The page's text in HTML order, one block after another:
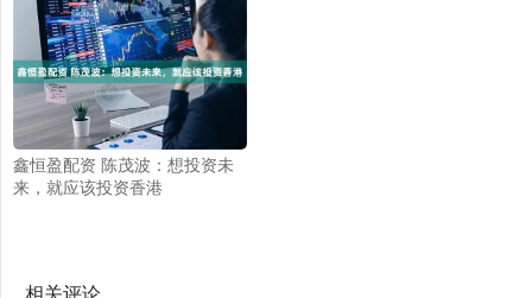
鑫恒盈配资 陈茂波：想投资未
来，就应该投资香港